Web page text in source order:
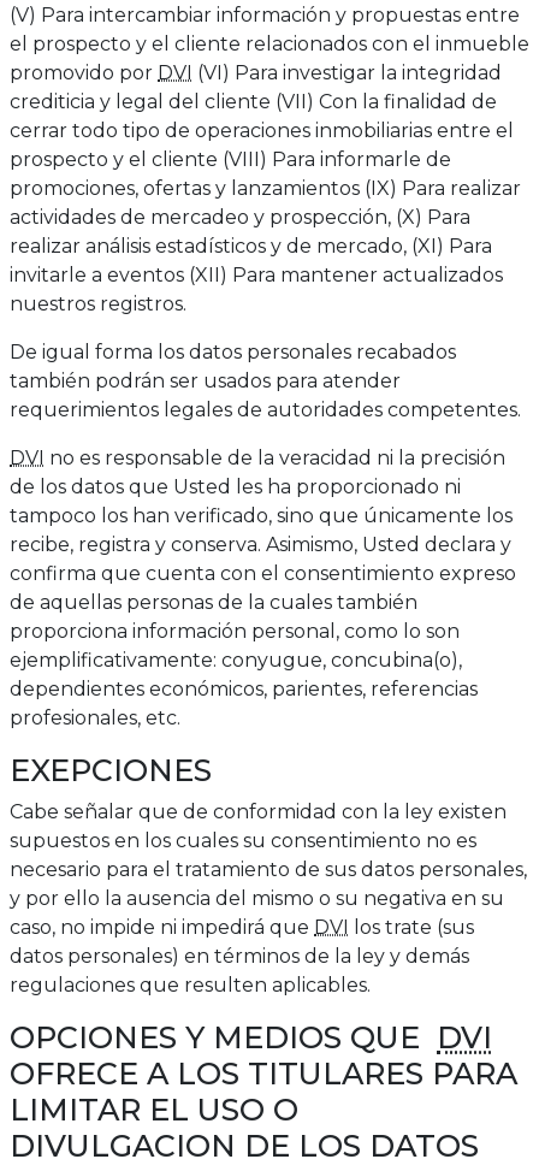
(V) Para intercambiar información y propuestas entre
el prospecto y el cliente relacionados con el inmueble
promovido por DVI (VI) Para investigar la integridad
crediticia y legal del cliente (VII) Con la finalidad de
cerrar todo tipo de operaciones inmobiliarias entre el
prospecto y el cliente (VIII) Para informarle de
promociones, ofertas y lanzamientos (IX) Para realizar
actividades de mercadeo y prospección, (X) Para
realizar análisis estadísticos y de mercado, (XI) Para
invitarle a eventos (XII) Para mantener actualizados
nuestros registros.
De igual forma los datos personales recabados
también podrán ser usados para atender
requerimientos legales de autoridades competentes.
DVI no es responsable de la veracidad ni la precisión
de los datos que Usted les ha proporcionado ni
tampoco los han verificado, sino que únicamente los
recibe, registra y conserva. Asimismo, Usted declara y
confirma que cuenta con el consentimiento expreso
de aquellas personas de la cuales también
proporciona información personal, como lo son
ejemplificativamente: conyugue, concubina(o),
dependientes económicos, parientes, referencias
profesionales, etc.
EXEPCIONES
Cabe señalar que de conformidad con la ley existen
supuestos en los cuales su consentimiento no es
necesario para el tratamiento de sus datos personales,
y por ello la ausencia del mismo o su negativa en su
caso, no impide ni impedirá que DVI
los trate (sus
datos personales) en términos de la ley y demás
regulaciones que resulten aplicables.
OPCIONES Y MEDIOS QUE DVI
OFRECE A LOS TITULARES PARA
LIMITAR EL USO O
DIVULGACION DE LOS DATOS